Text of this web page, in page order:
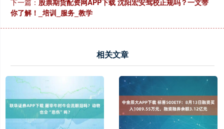
你了解！_培训_服务_教学
相关文章